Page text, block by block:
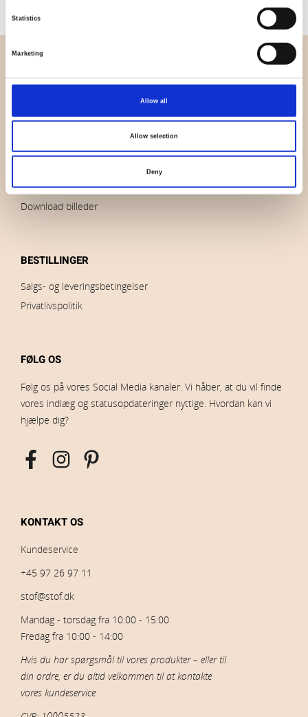
Statistics
Marketing
Allow all
Allow selection
Deny
Udsalg
Impressum
Download billeder
BESTILLINGER
Salgs- og leveringsbetingelser
Privatlivspolitik
FØLG OS
Følg os på vores Social Media kanaler. Vi håber, at du vil finde
vores indlæg og statusopdateringer nyttige. Hvordan kan vi
hjælpe dig?
KONTAKT OS
Kundeservice
+45 97 26 97 11
stof@stof.dk
Mandag - torsdag fra 10:00 - 15:00
Fredag fra 10:00 - 14:00
Hvis du har spørgsmål til vores produkter – eller til
din ordre, er du altid velkommen til at kontakte
vores kundeservice.